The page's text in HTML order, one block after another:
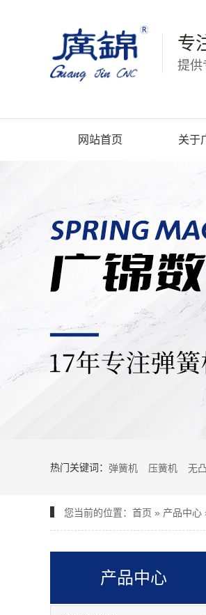
专
提供
网站首页 关于
热门关键词： 弹簧机 压簧机 无
您当前的位置： 首页 » 产品中心
产品中心